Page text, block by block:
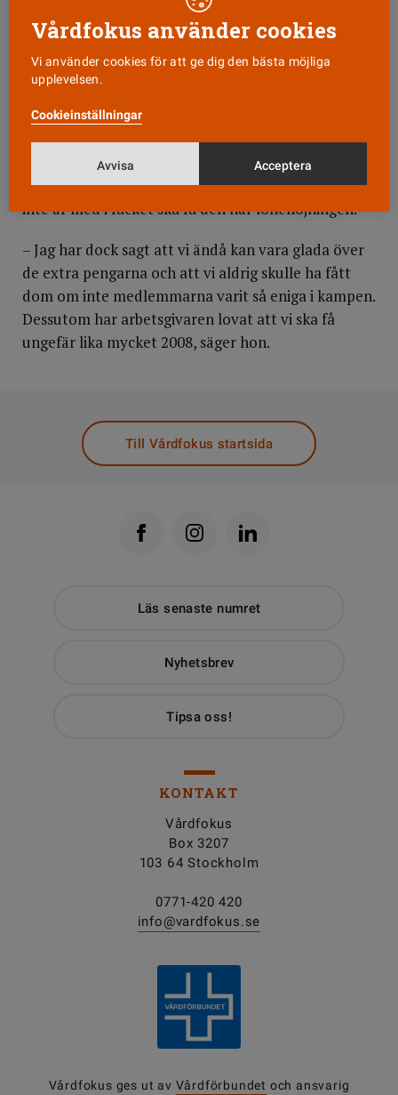
Vårdförbundets chefsförhandlare Margareta
Öhberg.
– Det finns en dom i arbetsdomstolen som säger att
lönehöjning som går ut generellt till alla, säger hon.
Gunilla Nordström säger att många medlemmar
har hört av sig och varit upprörda över att de som
inte är med i facket ska få den här lönehöjningen.
– Jag har dock sagt att vi ändå kan vara glada över
de extra pengarna och att vi aldrig skulle ha fått
dom om inte medlemmarna varit så eniga i kampen.
Dessutom har arbetsgivaren lovat att vi ska få
ungefär lika mycket 2008, säger hon.
Till Vårdfokus startsida
Läs senaste numret
Nyhetsbrev
Tipsa oss!
KONTAKT
Vårdfokus
Box 3207
103 64 Stockholm
0771-420 420
info@vardfokus.se
Vårdfokus ges ut av Vårdförbundet och ansvarig
Vårdfokus använder cookies
Vi använder cookies för att ge dig den bästa möjliga
upplevelsen.
Cookieinställningar
Avvisa Acceptera